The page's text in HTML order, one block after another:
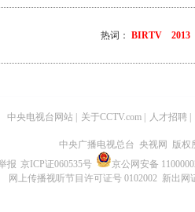
热词： BIRTV 2013
中央电视台网站 关于CCTV.com 人才招聘
中央广播电视总台 央视网 版权
报 京ICP证060535号 京公网安备
网上传播视听节目许可证号 0102002 新出网